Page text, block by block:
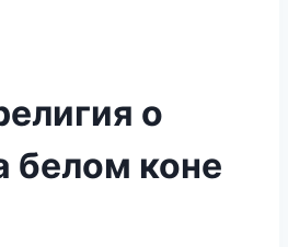
о
белом коне